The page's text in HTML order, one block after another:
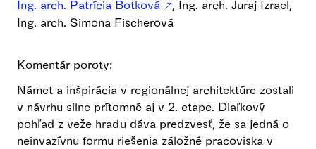
Ing. arch. Patrícia Botková
, Ing. arch. Juraj Izrael,
Ing. arch. Simona Fischerová
Komentár poroty:
Námet a inšpirácia v regionálnej architektúre zostali
v návrhu silne prítomné aj v 2. etape. Diaľkový
pohľad z veže hradu dáva predzvesť, že sa jedná o
neinvazívnu formu riešenia záložné pracoviska v